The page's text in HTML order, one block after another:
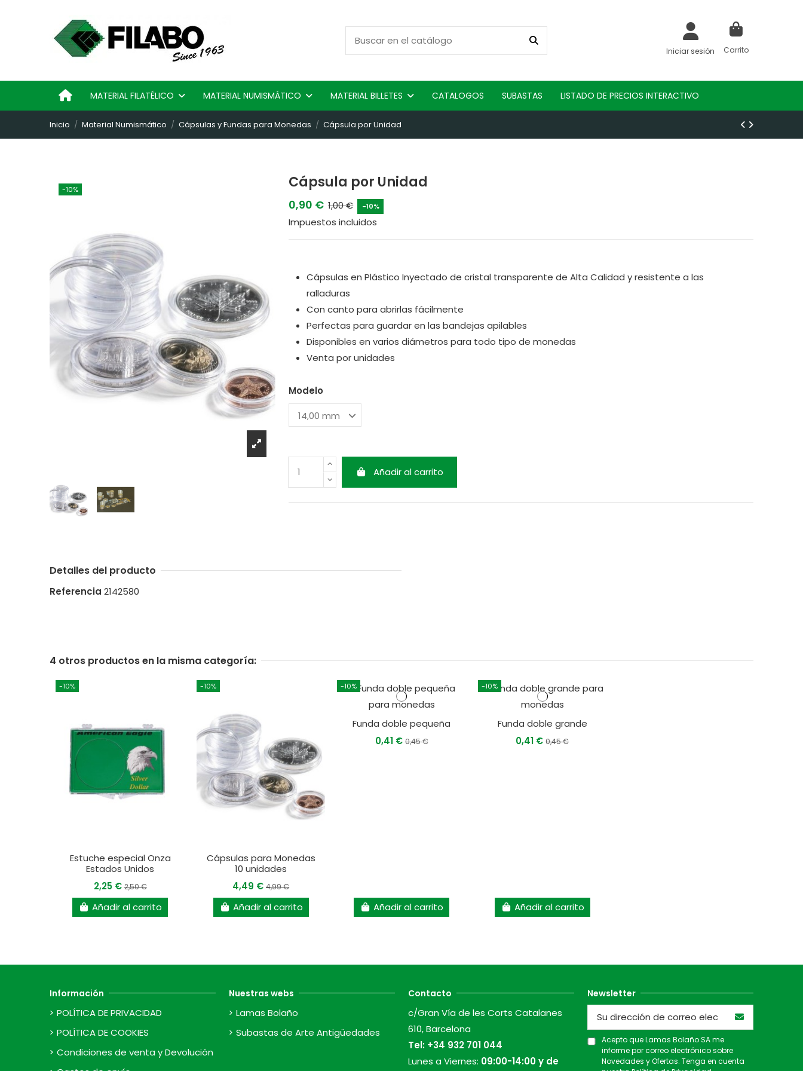
Iniciar sesión Carrito
MATERIAL FILATÉLICO MATERIAL NUMISMÁTICO MATERIAL BILLETES CATALOGOS SUBASTAS LISTADO DE PRECIOS INTERACTIVO
Inicio Material Numismático Cápsulas y Fundas para Monedas Cápsula por Unidad
-10% Cápsula por Unidad
0,90 € 1,00 € -10%
Impuestos incluidos
Cápsulas en Plástico Inyectado de cristal transparente de Alta Calidad y resistente a las
ralladuras
Con canto para abrirlas fácilmente
Perfectas para guardar en las bandejas apilables
Disponibles en varios diámetros para todo tipo de monedas
Venta por unidades
Modelo
Añadir al carrito
Detalles del producto
Referencia 2142580
4 otros productos en la misma categoría:
-10%
Estuche especial Onza
Estados Unidos
2,25 €2,50 €
Añadir al carrito
-10%
Cápsulas para Monedas
10 unidades
4,49 €4,99 €
Añadir al carrito
-10%
Funda doble pequeña
0,41 €0,45 €
Añadir al carrito
-10%
Funda doble grande
0,41 €0,45 €
Añadir al carrito
Información
POLÍTICA DE PRIVACIDAD
POLÍTICA DE COOKIES
Condiciones de venta y Devolución
Nuestras webs
Lamas Bolaño
Subastas de Arte Antigüedades
Contacto
c/Gran Vía de les Corts Catalanes
610, Barcelona
Tel: +34 932 701 044
Lunes a Viernes: 09:00-14:00 y de
Newsletter
Acepto que Lamas Bolaño SA me
informe por correo electrónico sobre
Novedades y Ofertas. Tenga en cuenta